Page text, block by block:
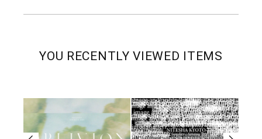
YOU RECENTLY VIEWED ITEMS